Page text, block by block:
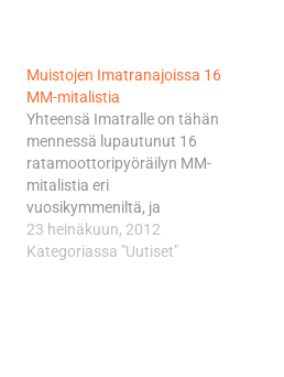
Muistojen Imatranajoissa 16
MM-mitalistia
Yhteensä Imatralle on tähän
mennessä lupautunut 16
ratamoottoripyöräilyn MM-
mitalistia eri
vuosikymmeniltä, ja
lisäneuvotteluja käydään
yhä. Lucchinellin ja vuonna
23 heinäkuun, 2012
Kategoriassa "Uutiset"